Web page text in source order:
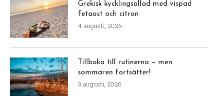
Grekisk kycklingsallad med vispad
fetaost och citron
4 augusti, 2026
Tillbaka till rutinerna – men
sommaren fortsätter!
3 augusti, 2026